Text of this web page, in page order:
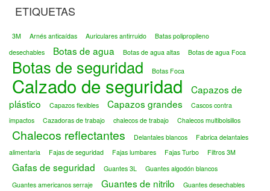
ETIQUETAS
3M Arnés anticaídas Auriculares antirruido
Batas polipropileno
desechables
Botas de agua Botas de agua altas Botas de agua Foca
Botas de seguridad Botas Foca
Calzado de seguridad
Capazos de
plástico
Capazos flexibles Capazos grandes
Cascos contra
impactos
Cazadoras de trabajo chalecos de trabajo Chalecos multibolsillos
Chalecos reflectantes Delantales blancos
Fabrica delantales
alimentaria
Fajas de seguridad Fajas lumbares Fajas Turbo Filtros 3M
Gafas de seguridad Guantes 3L
Guantes algodón blancos
Guantes americanos serraje
Guantes de nitrilo
Guantes desechables